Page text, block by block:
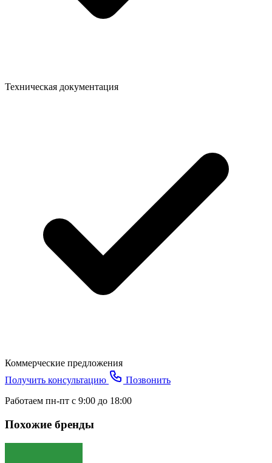
Техническая документация
Коммерческие предложения
Получить консультацию
Позвонить
Работаем пн-пт с 9:00 до 18:00
Похожие бренды